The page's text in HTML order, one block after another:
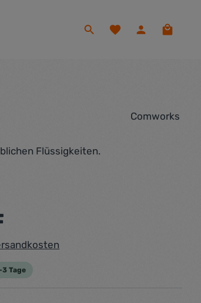
Du hast 0 Produkte
Comworks
Flüssigkeiten.
Tage